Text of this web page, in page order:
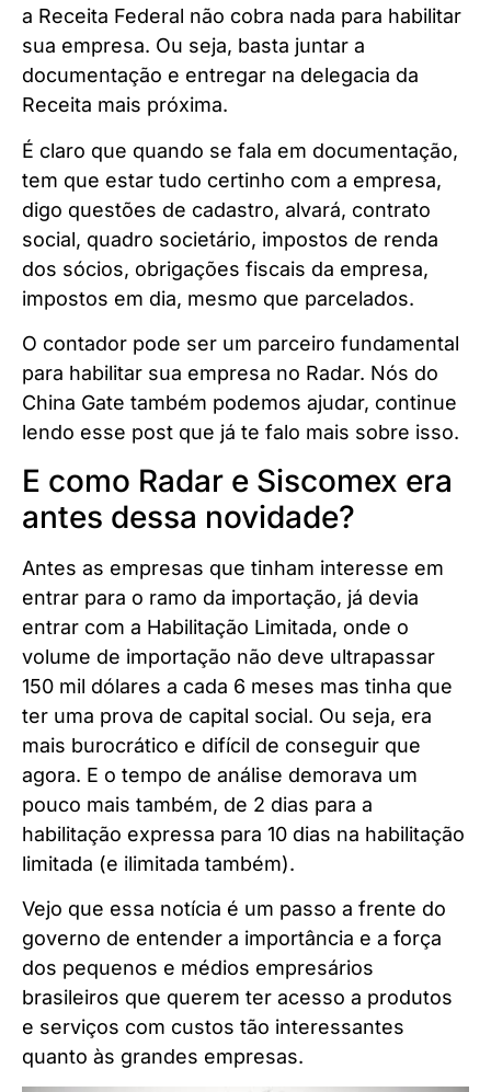
a Receita Federal não cobra nada para habilitar
sua empresa. Ou seja, basta juntar a
documentação e entregar na delegacia da
Receita mais próxima.
É claro que quando se fala em documentação,
tem que estar tudo certinho com a empresa,
digo questões de cadastro, alvará, contrato
social, quadro societário, impostos de renda
dos sócios, obrigações fiscais da empresa,
impostos em dia, mesmo que parcelados.
O contador pode ser um parceiro fundamental
para habilitar sua empresa no Radar. Nós do
China Gate também podemos ajudar, continue
lendo esse post que já te falo mais sobre isso.
E como Radar e Siscomex era
antes dessa novidade?
Antes as empresas que tinham interesse em
entrar para o ramo da importação, já devia
entrar com a Habilitação Limitada, onde o
volume de importação não deve ultrapassar
150 mil dólares a cada 6 meses mas tinha que
ter uma prova de capital social. Ou seja, era
mais burocrático e difícil de conseguir que
agora. E o tempo de análise demorava um
pouco mais também, de 2 dias para a
habilitação expressa para 10 dias na habilitação
limitada (e ilimitada também).
Vejo que essa notícia é um passo a frente do
governo de entender a importância e a força
dos pequenos e médios empresários
brasileiros que querem ter acesso a produtos
e serviços com custos tão interessantes
quanto às grandes empresas.